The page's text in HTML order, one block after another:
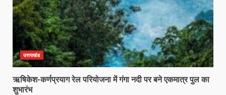
उत्तराखंड
ऋषिकेश-कर्णप्रयाग रेल परियोजना में गंगा नदी पर बने एकमात्र पुल का
शुभारंभ